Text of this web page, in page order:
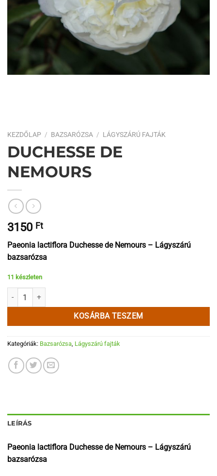
KEZDŐLAP / BAZSARÓZSA / LÁGYSZÁRÚ FAJTÁK
DUCHESSE DE
NEMOURS
3150 Ft
Paeonia lactiflora Duchesse de Nemours – Lágyszárú
bazsarózsa
11 készleten
Duchesse de Nemours mennyiség
KOSÁRBA TESZEM
Kategóriák: Bazsarózsa Lágyszárú fajták
LEÍRÁS
Paeonia lactiflora Duchesse de Nemours – Lágyszárú
bazsarózsa